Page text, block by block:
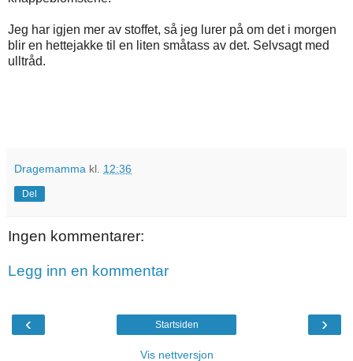
Jeg har igjen mer av stoffet, så jeg lurer på om det i morgen
blir en hettejakke til en liten småtass av det. Selvsagt med
ulltråd.
Dragemamma kl. 12:36
Del
Ingen kommentarer:
Legg inn en kommentar
‹ ›
Startsiden
Vis nettversjon